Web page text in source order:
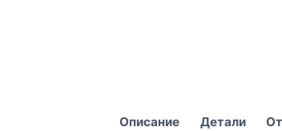
Описание Детали